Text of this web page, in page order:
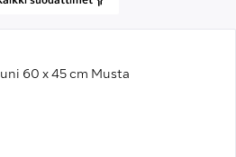
60 x 45 cm Musta